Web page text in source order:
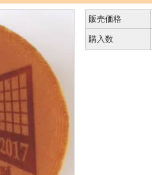
販売価格
購入数